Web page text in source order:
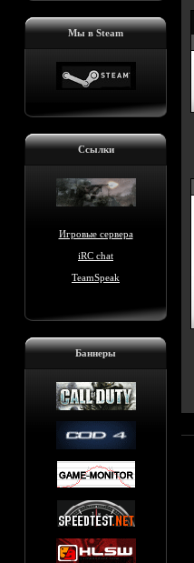
Мы в Steam
Ссылки
Игровые сервера
iRC chat
TeamSpeak
Баннеры